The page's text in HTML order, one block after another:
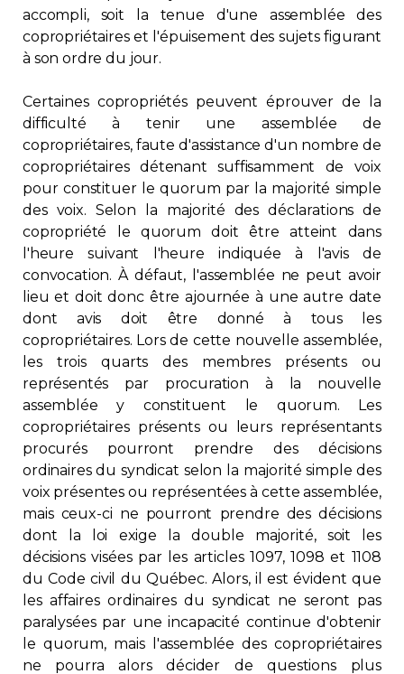
accompli, soit la tenue d'une assemblée des
copropriétaires et l'épuisement des sujets figurant
à son ordre du jour.
Certaines copropriétés peuvent éprouver de la
difficulté à tenir une assemblée de
copropriétaires, faute d'assistance d'un nombre de
copropriétaires détenant suffisamment de voix
pour constituer le quorum par la majorité simple
des voix. Selon la majorité des déclarations de
copropriété le quorum doit être atteint dans
l'heure suivant l'heure indiquée à l'avis de
convocation. À défaut, l'assemblée ne peut avoir
lieu et doit donc être ajournée à une autre date
dont avis doit être donné à tous les
copropriétaires. Lors de cette nouvelle assemblée,
les trois quarts des membres présents ou
représentés par procuration à la nouvelle
assemblée y constituent le quorum. Les
copropriétaires présents ou leurs représentants
procurés pourront prendre des décisions
ordinaires du syndicat selon la majorité simple des
voix présentes ou représentées à cette assemblée,
mais ceux-ci ne pourront prendre des décisions
dont la loi exige la double majorité, soit les
décisions visées par les articles 1097, 1098 et 1108
du Code civil du Québec. Alors, il est évident que
les affaires ordinaires du syndicat ne seront pas
paralysées par une incapacité continue d'obtenir
le quorum, mais l'assemblée des copropriétaires
ne pourra alors décider de questions plus